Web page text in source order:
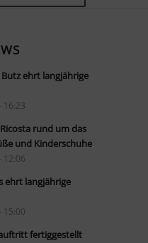
Butz ehrt langjährige
16:23
rund um das
und Kinderschuhe
12:06
ehrt langjährige
15:00
fertiggestellt